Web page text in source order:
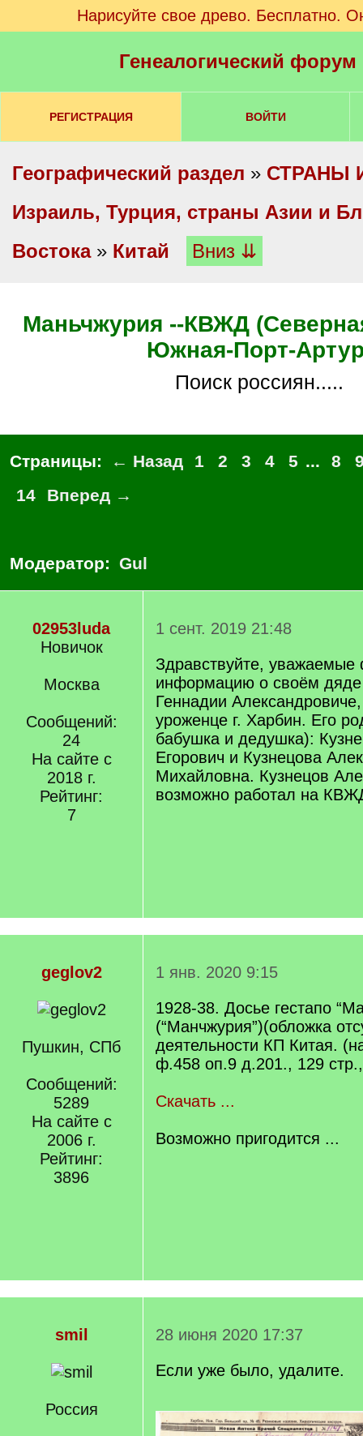
Нарисуйте свое древо. Бесплатно.
Генеалогический
РЕГИСТРАЦИЯ ВОЙТИ
Географический раздел » СТРАНЫ
Израиль, Турция, страны Азии и
Востока» Китай Вниз ⇊
Маньчжурия --КВЖД
Южная-Порт-
Поиск россиян.....
Страницы: ← Назад 1 2 3 4 5 ... 8
14
Вперед →
Модератор: Gul
02953luda
Новичок
Москва
Сообщений:
24
На сайте с
2018 г.
Рейтинг:
7
1 сент. 2019 21:48
Здравствуйте,
информацию о своём дяде
Геннадии
уроженце г. Харбин. Его
бабушка и дедушка):
Егорович и Кузнецова
Михайловна. Кузнецов
возможно работал на
geglov2
Пушкин, СПб
Сообщений:
5289
На сайте с
2006 г.
Рейтинг:
3896
1 янв. 2020 9:15
1928-38. Досье гестапо
(“Манчжурия”)(обложка
деятельности КП Китая.
ф.458 оп.9 д.201., 129
Скачать ...
Возможно пригодится ...
smil
Россия
28 июня 2020 17:37
Если уже было, удалите.